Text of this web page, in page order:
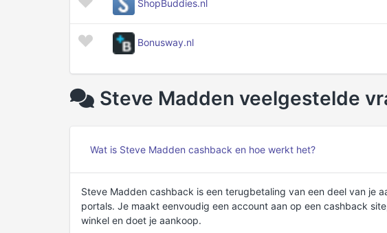
ShopBuddies.nl
Bonusway.nl
Steve Madden veelgestelde
Wat is Steve Madden cashback en hoe werkt het?
Steve Madden cashback is een terugbetaling van een deel van je
portals. Je maakt eenvoudig een account aan op een cashback
winkel en doet je aankoop.